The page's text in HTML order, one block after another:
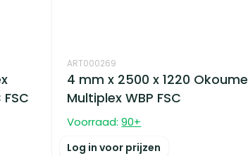
ART000269
4 mm x 2500 x 1220 Okoume
Multiplex WBP FSC
Voorraad: 90+
Log in voor prijzen